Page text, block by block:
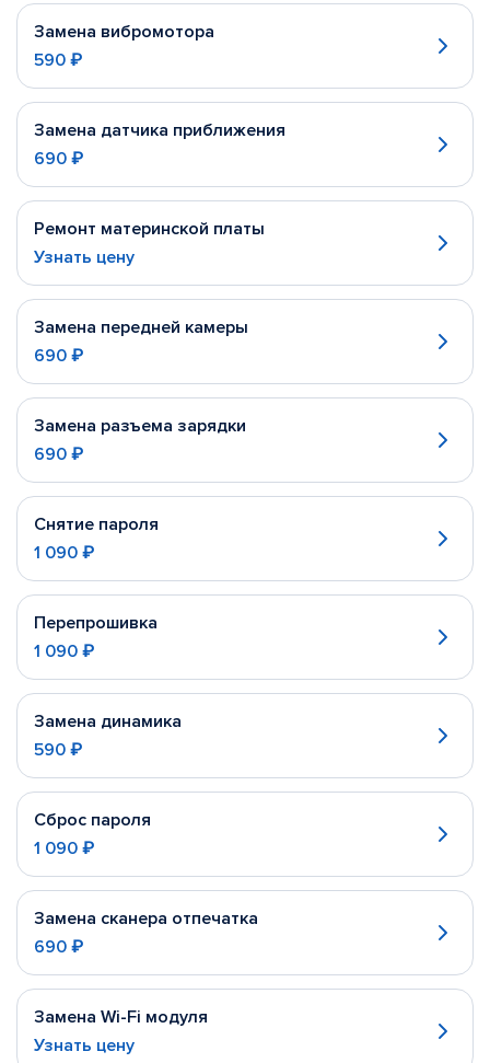
Замена вибромотора
590 ₽
Замена датчика приближения
690 ₽
Ремонт материнской платы
Узнать цену
Замена передней камеры
690 ₽
Замена разъема зарядки
690 ₽
Снятие пароля
1 090 ₽
Перепрошивка
1 090 ₽
Замена динамика
590 ₽
Сброс пароля
1 090 ₽
Замена сканера отпечатка
690 ₽
Замена Wi-Fi модуля
Узнать цену